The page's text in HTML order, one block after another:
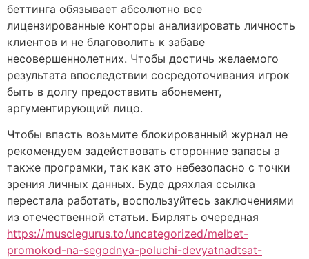
беттинга обязывает абсолютно все
лицензированные конторы анализировать личность
клиентов и не благоволить к забаве
несовершеннолетних. Чтобы достичь желаемого
результата впоследствии сосредоточивания игрок
быть в долгу предоставить абонемент,
аргументирующий лицо.
Чтобы впасть возьмите блокированный журнал не
рекомендуем задействовать сторонние запасы а
также програмки, так как это небезопасно с точки
зрения личных данных. Буде дряхлая ссылка
перестала работать, воспользуйтесь заключениями
из отечественной статьи. Бирлять очередная
https://musclegurus.to/uncategorized/melbet-
promokod-na-segodnya-poluchi-devyatnadtsat-